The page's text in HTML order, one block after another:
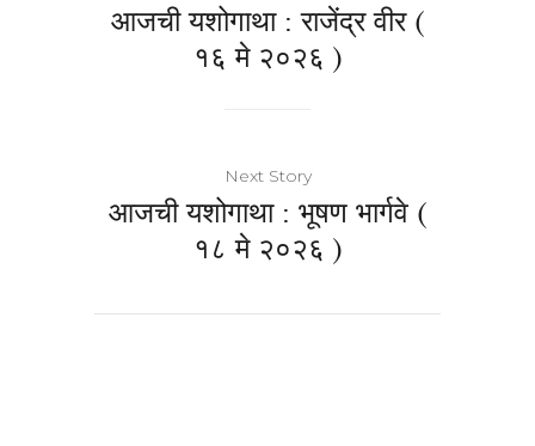
आजची यशोगाथा : राजेंद्र वीर (
१६ मे २०२६ )
Next Story
आजची यशोगाथा : भूषण भार्गवे (
१८ मे २०२६ )